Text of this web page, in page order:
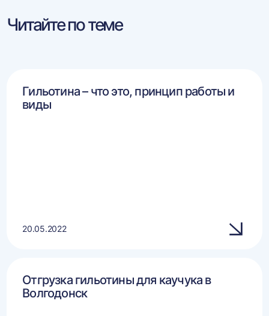
Читайте по теме
Гильотина – что это, принцип работы и
виды
20.05.2022
Отгрузка гильотины для каучука в
Волгодонск